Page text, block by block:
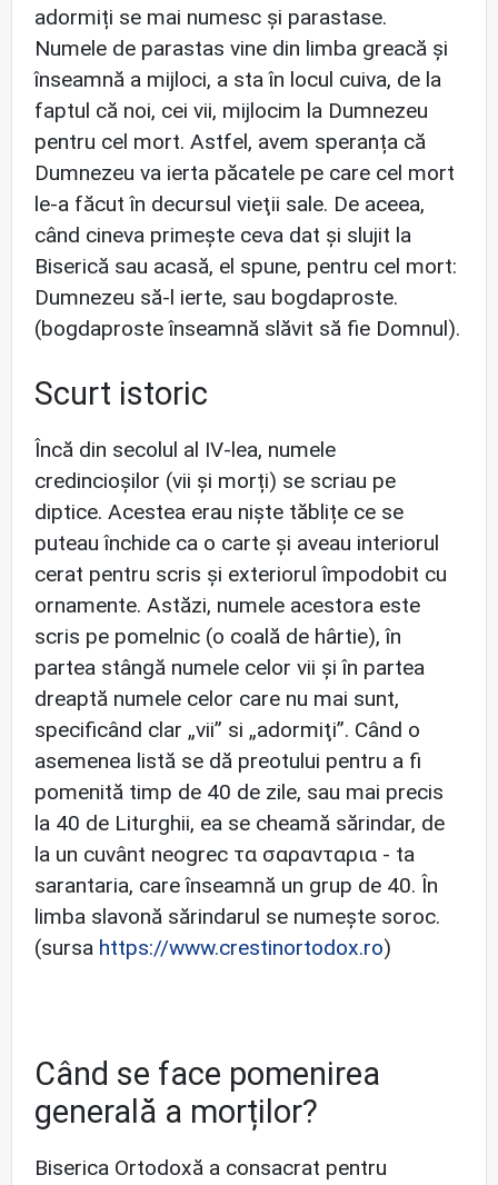
adormiți se mai numesc şi parastase.
Numele de parastas vine din limba greacă şi
înseamnă a mijloci, a sta în locul cuiva, de la
faptul că noi, cei vii, mijlocim la Dumnezeu
pentru cel mort. Astfel, avem speranța că
Dumnezeu va ierta păcatele pe care cel mort
le-a făcut în decursul vieţii sale. De aceea,
când cineva primeşte ceva dat şi slujit la
Biserică sau acasă, el spune, pentru cel mort:
Dumnezeu să-l ierte, sau bogdaproste.
(bogdaproste înseamnă slăvit să fie Domnul).
Scurt istoric
Încă din secolul al IV-lea, numele
credincioșilor (vii și morți) se scriau pe
diptice. Acestea erau niște tăblițe ce se
puteau închide ca o carte și aveau interiorul
cerat pentru scris și exteriorul împodobit cu
ornamente. Astăzi, numele acestora este
scris pe pomelnic (o coală de hârtie), în
partea stângă numele celor vii și în partea
dreaptă numele celor care nu mai sunt,
specificând clar „vii” si „adormiţi”. Când o
asemenea listă se dă preotului pentru a fi
pomenită timp de 40 de zile, sau mai precis
la 40 de Liturghii, ea se cheamă sărindar, de
la un cuvânt neogrec τα σαρανταρια - ta
sarantaria, care înseamnă un grup de 40. În
limba slavonă sărindarul se numește soroc.
(sursa https://www.crestinortodox.ro)
Când se face pomenirea
generală a morților?
Biserica Ortodoxă a consacrat pentru